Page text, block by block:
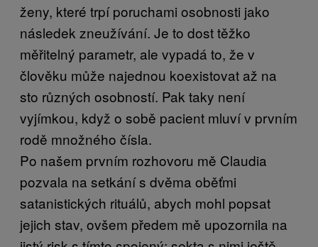
ženy, které trpí poruchami osobnosti jako
následek zneužívání. Je to dost těžko
měřitelný parametr, ale vypadá to, že v
člověku může najednou koexistovat až na
sto různých osobností. Pak taky není
vyjímkou, když o sobě pacient mluví v prvním
rodě množného čísla.
Po našem prvním rozhovoru mě Claudia
pozvala na setkání s dvěma oběťmi
satanistických rituálů, abych mohl popsat
jejich stav, ovšem předem mě upozornila na